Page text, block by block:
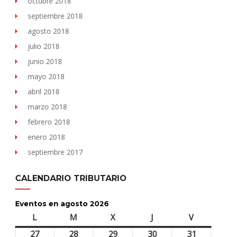
septiembre 2018
agosto 2018
julio 2018
junio 2018
mayo 2018
abril 2018
marzo 2018
febrero 2018
enero 2018
septiembre 2017
CALENDARIO TRIBUTARIO
Eventos en agosto 2026
L M Xmiércoles J Vviernes
2727 28 2929 3030 31